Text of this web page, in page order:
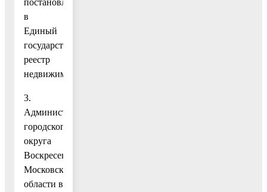
в
Единый
государственный
реестр
недвижимости.
3.
Администрации
городского
округа
Воскресенск
Московской
области в